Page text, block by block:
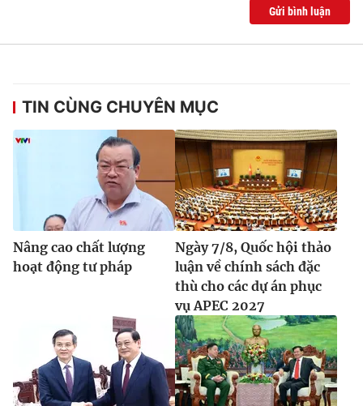
Gửi bình luận
TIN CÙNG CHUYÊN MỤC
Nâng cao chất lượng
hoạt động tư pháp
Ngày 7/8, Quốc hội thảo
luận về chính sách đặc
thù cho các dự án phục
vụ APEC 2027